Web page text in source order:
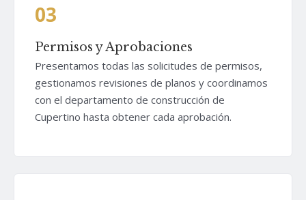
03
Permisos y Aprobaciones
Presentamos todas las solicitudes de permisos,
gestionamos revisiones de planos y coordinamos
con el departamento de construcción de
Cupertino hasta obtener cada aprobación.